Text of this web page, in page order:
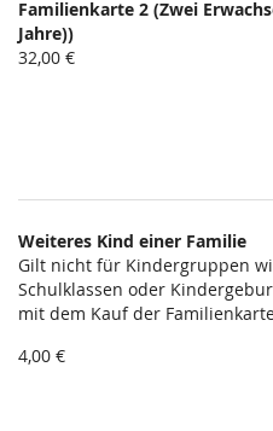
Familienkarte 2 (Zwei
Jahre))
32,00 €
Weiteres Kind einer Familie
Gilt nicht für Kindergruppen
Schulklassen oder
mit dem Kauf der
4,00 €